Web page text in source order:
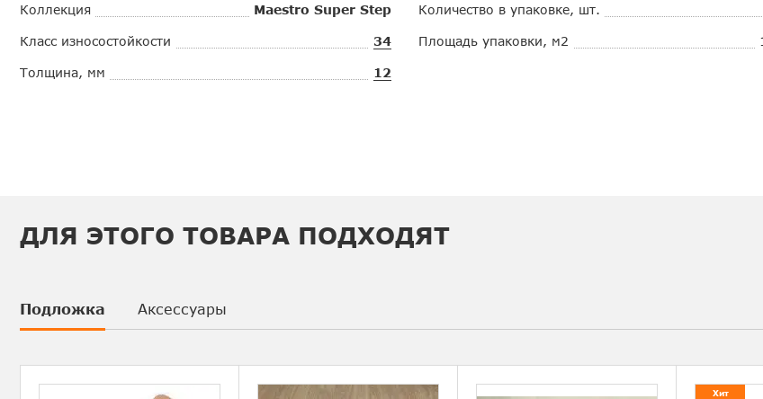
Коллекция Maestro Super Step
Класс износостойкости 34
Толщина, мм 12
Количество в упаковке, шт.
Площадь упаковки, м2
ДЛЯ ЭТОГО ТОВАРА ПОДХОДЯТ
Подложка Аксессуары
Хит